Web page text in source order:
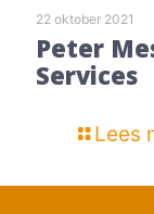
22 oktober 2021
Peter
Services
Lees